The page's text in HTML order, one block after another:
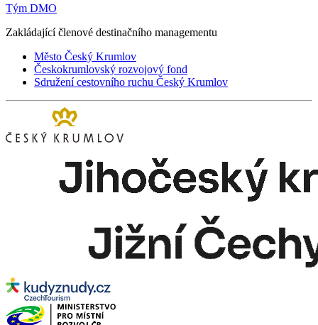
Tým DMO
Zakládající členové destinačního managementu
Město Český Krumlov
Českokrumlovský rozvojový fond
Sdružení cestovního ruchu Český Krumlov